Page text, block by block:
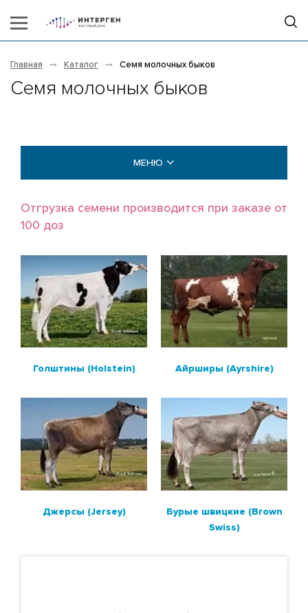
Главная Каталог Семя молочных быков
Семя молочных быков
МЕНЮ
Айрширы (Ayrshire)
Джерсы (Jersey)
Бурые швицкие (Brown Swiss)
МЯСНЫЕ БЫКИ
МЯСНЫЕ БЫКИ ДЛЯ МОЛОЧНЫХ СТАД
ПОИСК БЫКОВ ПО НОМЕРУ ИЛИ КЛИЧКЕ
РАСХОДНЫЕ МАТЕРИАЛЫ И
ОБОРУДОВАНИЕ
Отгрузка семени производится при заказе от
100 доз
Голштины (Holstein) Айрширы (Ayrshire)
Джерсы (Jersey)
Бурые швицкие (Brown
Swiss)